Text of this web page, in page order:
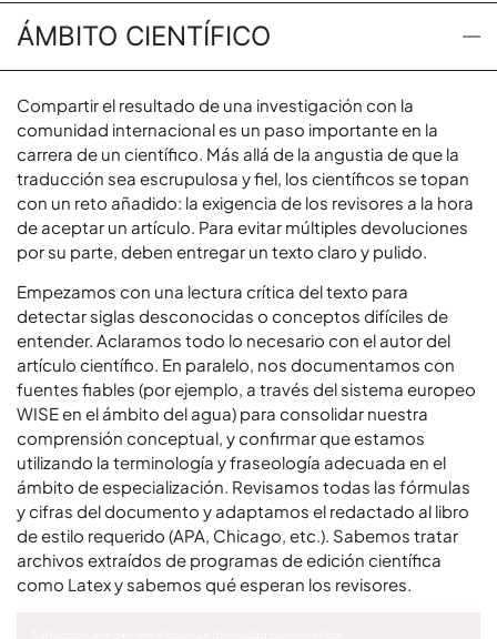
ÁMBITO CIENTÍFICO
Compartir el resultado de una investigación con la
comunidad internacional es un paso importante en la
carrera de un científico. Más allá de la angustia de que la
traducción sea escrupulosa y fiel, los científicos se topan
con un reto añadido: la exigencia de los revisores a la hora
de aceptar un artículo. Para evitar múltiples devoluciones
por su parte, deben entregar un texto claro y pulido.
Empezamos con una lectura crítica del texto para
detectar siglas desconocidas o conceptos difíciles de
entender. Aclaramos todo lo necesario con el autor del
artículo científico. En paralelo, nos documentamos con
fuentes fiables (por ejemplo, a través del sistema europeo
WISE en el ámbito del agua) para consolidar nuestra
comprensión conceptual, y confirmar que estamos
utilizando la terminología y fraseología adecuada en el
ámbito de especialización. Revisamos todas las fórmulas
y cifras del documento y adaptamos el redactado al libro
de estilo requerido (APA, Chicago, etc.). Sabemos tratar
archivos extraídos de programas de edición científica
como Latex y sabemos qué esperan los revisores.